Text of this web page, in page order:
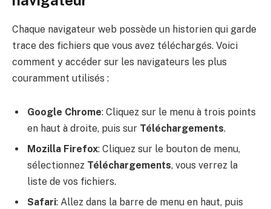
Chaque navigateur web possède un historien qui garde
trace des fichiers que vous avez téléchargés. Voici
comment y accéder sur les navigateurs les plus
couramment utilisés :
Google Chrome: Cliquez sur le menu à trois points
en haut à droite, puis sur Téléchargements.
Mozilla Firefox: Cliquez sur le bouton de menu,
sélectionnez Téléchargements, vous verrez la
liste de vos fichiers.
Safari: Allez dans la barre de menu en haut, puis